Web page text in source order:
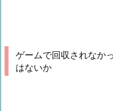
ゲームで回収されなか
はないか